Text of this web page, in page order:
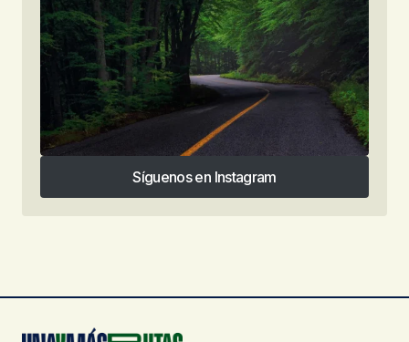
Síguenos en Instagram
Síguenos en Instagram